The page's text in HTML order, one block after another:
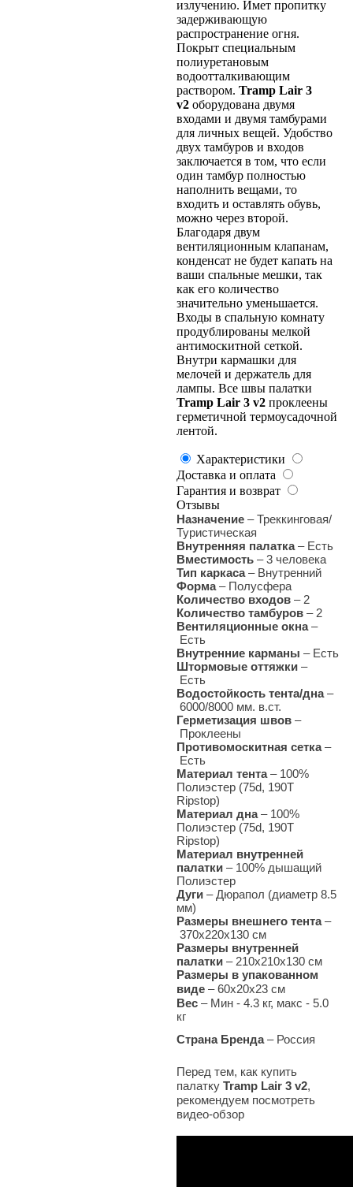
излучению. Имет пропитку
задерживающую
распространение огня.
Покрыт специальным
полиуретановым
водоотталкивающим
раствором. Tramp Lair 3
v2 оборудована двумя
входами и двумя тамбурами
для личных вещей. Удобство
двух тамбуров и входов
заключается в том, что если
один тамбур полностью
наполнить вещами, то
входить и оставлять обувь,
можно через второй.
Благодаря двум
вентиляционным клапанам,
конденсат не будет капать на
ваши спальные мешки, так
как его количество
значительно уменьшается.
Входы в спальную комнату
продублированы мелкой
антимоскитной сеткой.
Внутри кармашки для
мелочей и держатель для
лампы. Все швы палатки
Tramp Lair 3 v2 проклеены
герметичной термоусадочной
лентой.
Характеристики
Доставка и оплата
Гарантия и возврат
Отзывы
Назначение – Треккинговая/
Туристическая
Внутренняя палатка–Есть
Вместимость – 3 человека
Тип каркаса–Внутренний
Форма– Полусфера
Количество входов –2
Количество тамбуров – 2
Вентиляционные окна–
Есть
Внутренние карманы – Есть
Штормовые оттяжки –
Есть
Водостойкость тента/дна–
6000/8000 мм. в.ст.
Герметизация швов –
Проклеены
Противомоскитная сетка–
Есть
Материал тента–100%
Полиэстер (75d, 190Т
Ripstop)
Материал дна–100%
Полиэстер (75d, 190Т
Ripstop)
Материал внутренней
палатки –100% дышащий
Полиэстер
Дуги –Дюрапол (диаметр 8.5
мм)
Размеры внешнего тента–
370х220х130 см
Размеры внутренней
палатки – 210х210х130 см
Размеры в упакованном
виде –60х20х23 см
Вес – Мин - 4.3 кг, макс - 5.0
кг
Страна Бренда– Россия
Перед тем, как купить
палатку Tramp Lair 3 v2,
рекомендуем посмотреть
видео-обзор